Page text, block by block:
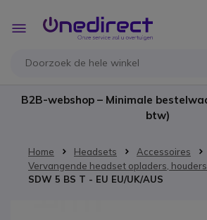
Toggle
Nav
B2B-webshop – Minimale
btw)
Home Headsets
Accessoires
Vervangende headset opladers,
SDW 5 BS T - EU EU/UK/AUS